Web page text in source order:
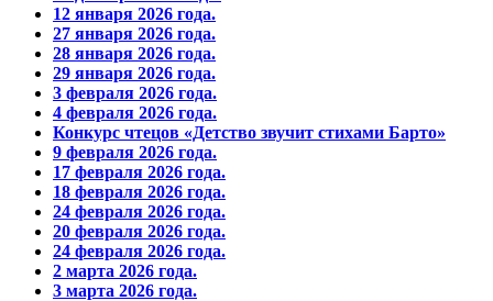
12 января 2026 года.
27 января 2026 года.
28 января 2026 года.
29 января 2026 года.
3 февраля 2026 года.
4 февраля 2026 года.
Конкурс чтецов «Детство звучит стихами Барто»
9 февраля 2026 года.
17 февраля 2026 года.
18 февраля 2026 года.
24 февраля 2026 года.
20 февраля 2026 года.
24 февраля 2026 года.
2 марта 2026 года.
3 марта 2026 года.